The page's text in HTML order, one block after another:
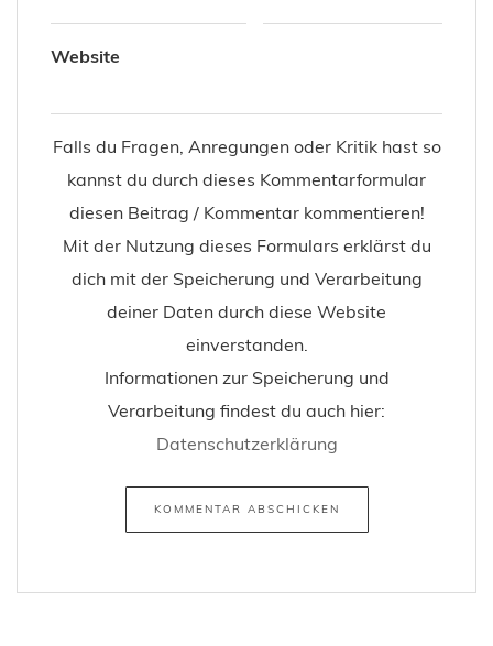
Website
Falls du Fragen, Anregungen oder Kritik hast so
kannst du durch dieses Kommentarformular
diesen Beitrag / Kommentar kommentieren!
Mit der Nutzung dieses Formulars erklärst du
dich mit der Speicherung und Verarbeitung
deiner Daten durch diese Website
einverstanden.
Informationen zur Speicherung und
Verarbeitung findest du auch hier:
Datenschutzerklärung